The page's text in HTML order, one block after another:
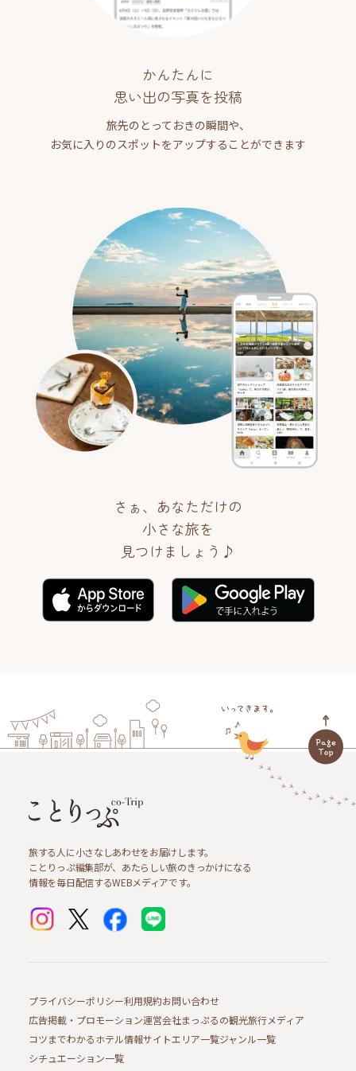
かんたんに
思い出の写真を投稿
旅先のとっておきの瞬間や、
お気に入りのスポットをアップすることができます
さぁ、あなただけの
小さな旅を
見つけましょう♪
旅する人に小さなしあわせをお届けします。
ことりっぷ編集部が、あたらしい旅のきっかけになる
情報を毎日配信するWEBメディアです。
プライバシーポリシー利用規約お問い合わせ
広告掲載・プロモーション運営会社まっぷるの観光旅行メディア
コツまでわかるホテル情報サイトエリア一覧ジャンル一覧
シチュエーション一覧